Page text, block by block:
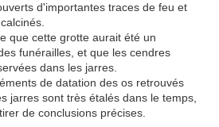
d'importantes traces de feu et
que cette grotte aurait été un
funérailles, et que les cendres
dans les jarres.
de datation des os retrouvés
jarres sont très étalés dans le temps,
de conclusions précises.